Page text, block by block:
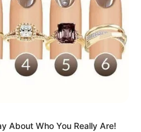
About Who You Really Are!